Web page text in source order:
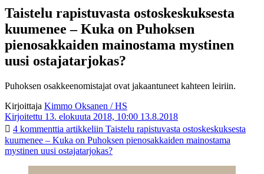
Taistelu rapistuvasta ostoskeskuksesta
kuumenee – Kuka on Puhoksen
pienosakkaiden mainostama mystinen
uusi ostajatarjokas?
Puhoksen osakkeenomistajat ovat jakaantuneet kahteen leiriin.
Kirjoittaja Kimmo Oksanen / HS
Kirjoitettu 13. elokuuta 2018, 10:00 13.8.2018
4 kommenttia artikkeliin Taistelu rapistuvasta ostoskeskuksesta
kuumenee – Kuka on Puhoksen pienosakkaiden mainostama
mystinen uusi ostajatarjokas?